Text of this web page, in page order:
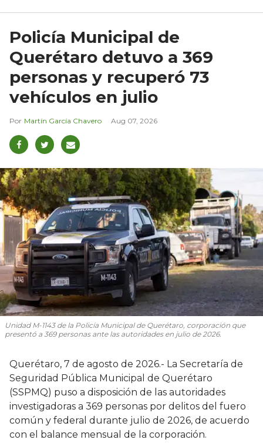
Policía Municipal de
Querétaro detuvo a 369
personas y recuperó 73
vehículos en julio
Martín García Chavero Aug 07, 2026
Unidad M-1143 de la Policía Municipal de Querétaro, corporación que
presentó a 369 personas ante las autoridades en julio de 2026.
Querétaro, 7 de agosto de 2026.- La Secretaría de
Seguridad Pública Municipal de Querétaro
(SSPMQ) puso a disposición de las autoridades
investigadoras a 369 personas por delitos del fuero
común y federal durante julio de 2026, de acuerdo
con el balance mensual de la corporación.